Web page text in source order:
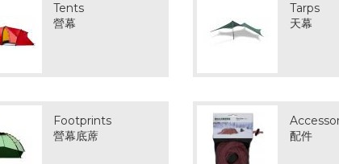
Tents
營幕
Tarps
天幕
Footprints
營幕底蓆
配件